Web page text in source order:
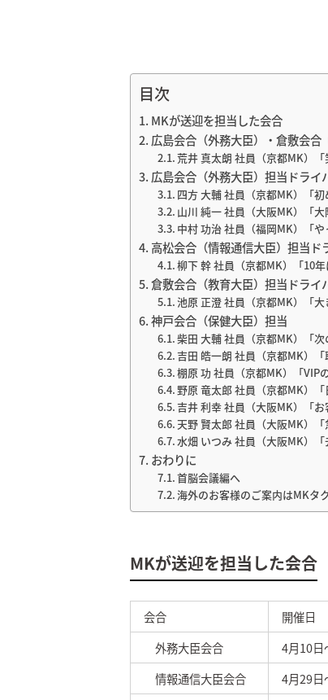
目次
MKが送迎を担当した会合
広島会合（外務大臣）・倉敷会
荒井 真太朗 社員（京都MK）「
広島会合（外務大臣）担当ドライ
四方 大輔 社員（京都MK）「
山川 純一 社員（大阪MK）「
中村 功治 社員（福岡MK）「
高松会合（情報通信大臣）担当ド
柳下 幹 社員（京都MK）「10
倉敷会合（教育大臣）担当ドライ
池原 正澄 社員（京都MK）「
神戸会合（保健大臣）担当
柴田 大輔 社員（京都MK）「次
吉田 皓一朗 社員（京都MK）
棚原 功 社員（京都MK）「VIP
野原 竜太郎 社員（京都MK）「
吉井 利幸 社員（大阪MK）「お
天野 賢太郎 社員（大阪MK）「
水畑 いつみ 社員（大阪MK）
おわりに
首脳会議編へ
海外のお客様のご案内はMKタ
MKが送迎を担当した会合
会合 開催日
外務大臣会合
4月10日
情報通信大臣会合
4月29日